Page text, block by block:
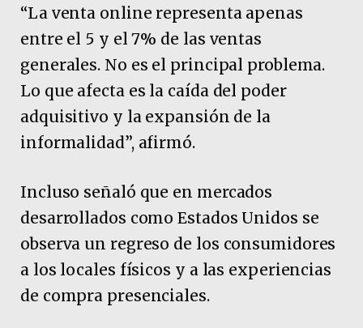
“La venta online representa apenas
entre el 5 y el 7% de las ventas
generales. No es el principal problema.
Lo que afecta es la caída del poder
adquisitivo y la expansión de la
informalidad”, afirmó.
Incluso señaló que en mercados
desarrollados como Estados Unidos se
observa un regreso de los consumidores
a los locales físicos y a las experiencias
de compra presenciales.